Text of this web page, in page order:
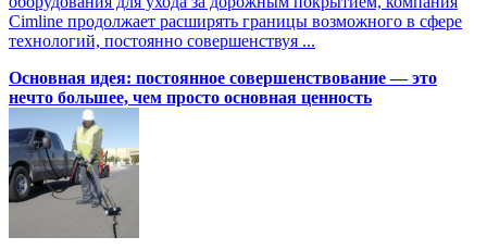
Cimline продолжает расширять границы возможного в сфере
технологий, постоянно совершенствуя ...
Основная идея: постоянное совершенствование — это
нечто большее, чем просто основная ценность